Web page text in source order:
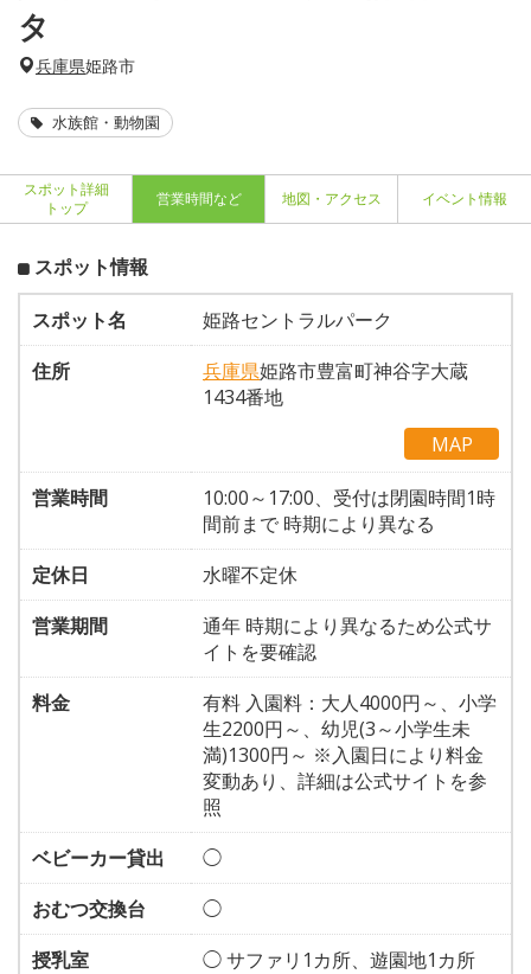
タ
兵庫県姫路市
水族館・動物園
スポット詳細
トップ
営業時間など 地図・アクセス イベント情報
スポット情報
スポット名
姫路セントラルパーク
住所
兵庫県姫路市豊富町神谷字大蔵
1434番地
MAP
営業時間
10:00～17:00、受付は閉園時間1時
間前まで 時期により異なる
定休日
水曜不定休
営業期間
通年 時期により異なるため公式サ
イトを要確認
料金
有料 入園料：大人4000円～、小学
生2200円～、幼児(3～小学生未
満)1300円～ ※入園日により料金
変動あり、詳細は公式サイトを参
照
ベビーカー貸出
◯
おむつ交換台
◯
授乳室
◯ サファリ1カ所、遊園地1カ所